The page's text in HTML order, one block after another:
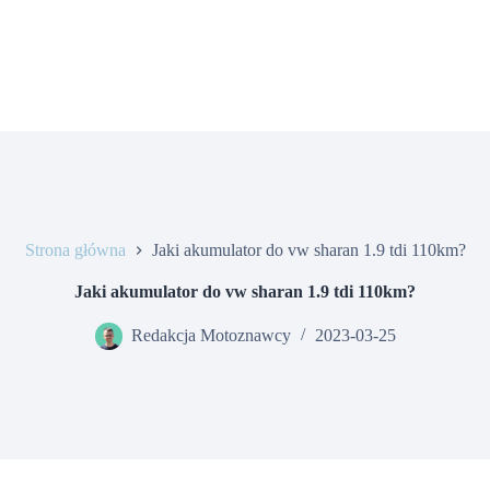
Strona główna Jaki akumulator do vw sharan 1.9 tdi 110km?
Jaki akumulator do vw sharan 1.9 tdi 110km?
Redakcja Motoznawcy 2023-03-25